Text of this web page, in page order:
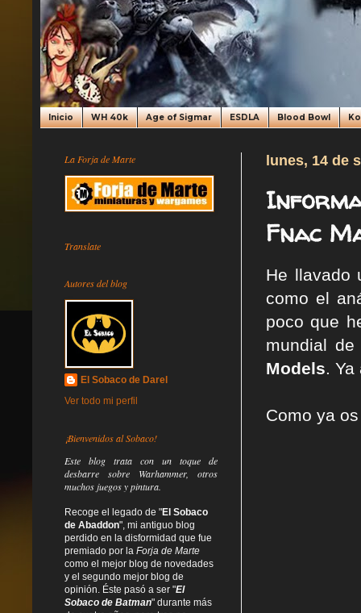
Inicio WH 40k Age of Sigmar ESDLA Blood Bowl
lunes, 14 de
Fnac
He llavado
como el
poco que
mundial
Models.
Como ya
La Forja de Marte
Translate
Autores del blog
El Sobaco de Darel
Ver todo mi perfil
¡Bienvenidos al Sobaco!
Este blog trata con un toque de
desbarre sobre Warhammer, otros
muchos juegos y pintura.
Recoge el legado de "El Sobaco
de Abaddon", mi antiguo blog
perdido en la disformidad que fue
premiado por la Forja de Marte
como el mejor blog de novedades
y el segundo mejor blog de
opinión. Éste pasó a ser "El
Sobaco de Batman" durante más